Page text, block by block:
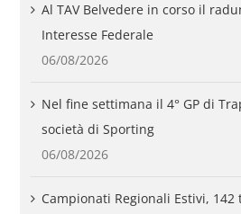
Al TAV Belvedere in corso il
Interesse Federale
06/08/2026
Nel fine settimana il 4° GP di
società di Sporting
06/08/2026
Campionati Regionali Estivi,